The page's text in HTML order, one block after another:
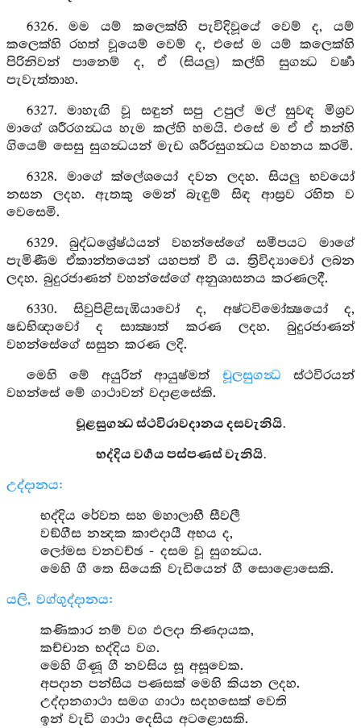
6326. මම යම් කලෙක්හි පැවිදිවූයේ වෙම් ද, යම්
කලෙක්හි රහත් වූයෙම් වෙම් ද, එසේ ම යම් කලෙක්හි
පිරිනිවන් පානෙම් ද, ඒ (සියලු) කල්හි සුගන්‍ධ වර්‍ෂා
පැවැත්තාහ.
6327. මාහැඟි වූ සඳුන් සපු උපුල් මල් සුවඳ මිශ්‍රව
මාගේ ශරීරගන්‍ධය හැම කල්හි හමයි. එසේ ම ඒ ඒ තන්හි
ගියෙම් සෙසු සුගන්‍ධයන් මැඩ ශරීරසුගන්‍ධය වහනය කරමි.
6328. මාගේ ක්ලේශයෝ දවන ලදහ. සියලු භවයෝ
නසන ලදහ. ඇතකු මෙන් බැඳුම් සිඳ ආස්‍රව රහිත ව
වෙසෙමි.
6329. බුද්ධශ්‍රේෂ්ඨයන් වහන්සේගේ සමීපයට මාගේ
පැමිණීම ඒකාන්තයෙන් යහපත් වී ය. ත්‍රිවිද්‍යාවෝ ලබන
ලදහ. බුදුරජාණන් වහන්සේගේ අනුශාසනය කරණලදී.
6330. සිවුපිළිසැඹියාවෝ ද, අෂ්ටවිමෝක්‍ෂයෝ ද,
ෂඩභිඥාවෝ ද සාක්‍ෂාත් කරණ ලදහ. බුදුරජාණන්
වහන්සේගේ සසුන කරණ ලදි.
මෙහි මේ අයුරින් ආයුෂ්මත් චූලසුගන්‍ධ ස්ථවිරයන්
වහන්සේ මේ ගාථාවන් වදාළසේකි.
චූළසුගන්‍ධ ස්ථවිරාවදානය දසවැනියි.
භද්දිය වර්‍ගය පස්පණස් වැනියි.
උද්දානය:
භද්දිය රේවත සහ මහාලාභී සීවලී
වඞ්ගීස නන්‍දක කාළුදායී අභය ද,
ලෝමස වනවච්ඡ - දසම වූ සුගන්‍ධය.
මෙහි ගී තෙ සියෙකි වැඩියෙන් ගී සොළොසෙකි.
යලි, වග්ගුද්දානය:
කණිකාර නම් වග ඵලදා තිණදායක,
කච්චාන භද්දිය වග.
මෙහි ගිණූ ගී නවසිය සූ අසූවෙක.
අපදාන පන්සිය පණසක් මෙහි කියන ලදහ.
උද්දානගාථා සමග ගාථා සදහසෙක් වෙති
ඉන් වැඩි ගාථා දෙසිය අටළොසකි.